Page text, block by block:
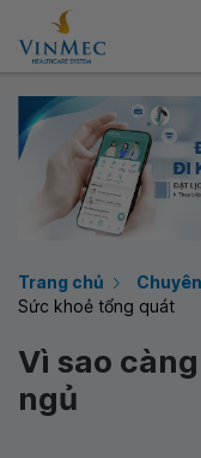
Trang chủ
Sức khoẻ tổng quát
Vì sao
ngủ